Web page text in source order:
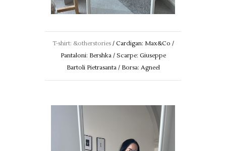
T-shirt: &otherstories/ Cardigan: Max&Co /
Pantaloni: Bershka / Scarpe: Giuseppe
Bartoli Pietrasanta / Borsa: Agneel